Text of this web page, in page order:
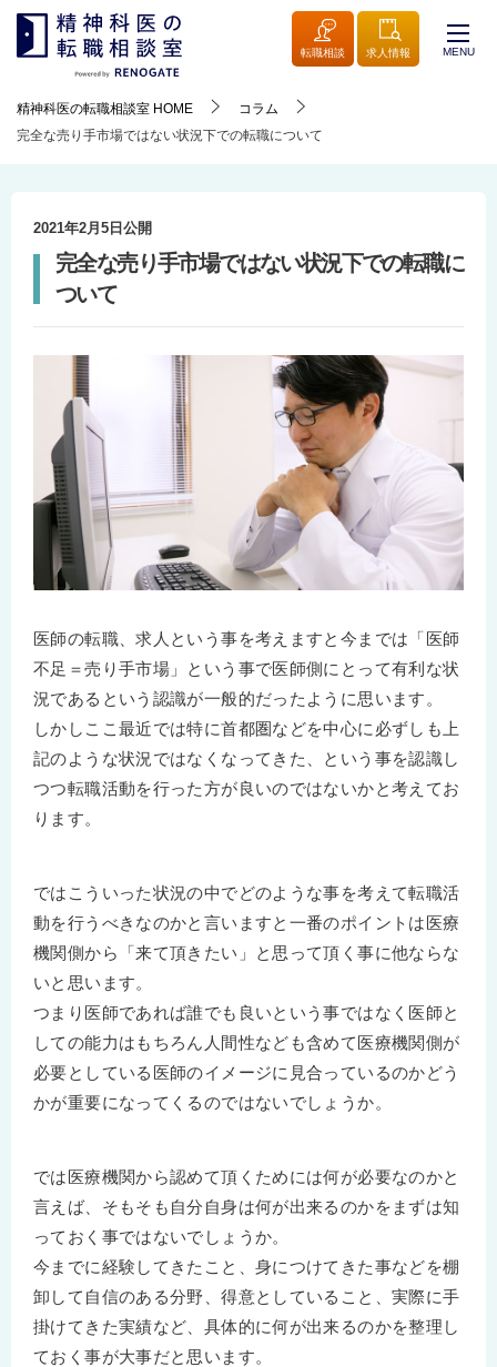
転職相談 求人情報 MENU
精神科医の転職相談室 HOME
コラム
完全な売り手市場ではない状況下での転職について
2021年2月5日 公開
完全な売り手市場ではない状況下での転職に
ついて
医師の転職、求人という事を考えますと今までは「医師
不足＝売り手市場」という事で医師側にとって有利な状
況であるという認識が一般的だったように思います。
しかしここ最近では特に首都圏などを中心に必ずしも上
記のような状況ではなくなってきた、という事を認識し
つつ転職活動を行った方が良いのではないかと考えてお
ります。
ではこういった状況の中でどのような事を考えて転職活
動を行うべきなのかと言いますと一番のポイントは医療
機関側から「来て頂きたい」と思って頂く事に他ならな
いと思います。
つまり医師であれば誰でも良いという事ではなく医師と
しての能力はもちろん人間性なども含めて医療機関側が
必要としている医師のイメージに見合っているのかどう
かが重要になってくるのではないでしょうか。
では医療機関から認めて頂くためには何が必要なのかと
言えば、そもそも自分自身は何が出来るのかをまずは知
っておく事ではないでしょうか。
今までに経験してきたこと、身につけてきた事などを棚
卸して自信のある分野、得意としていること、実際に手
掛けてきた実績など、具体的に何が出来るのかを整理し
ておく事が大事だと思います。